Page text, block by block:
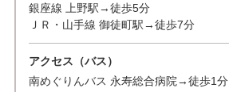
銀座線 上野駅→徒歩5分
ＪＲ・山手線 御徒町駅→徒歩7分
アクセス（バス）
南めぐりんバス 永寿総合病院→徒歩1分